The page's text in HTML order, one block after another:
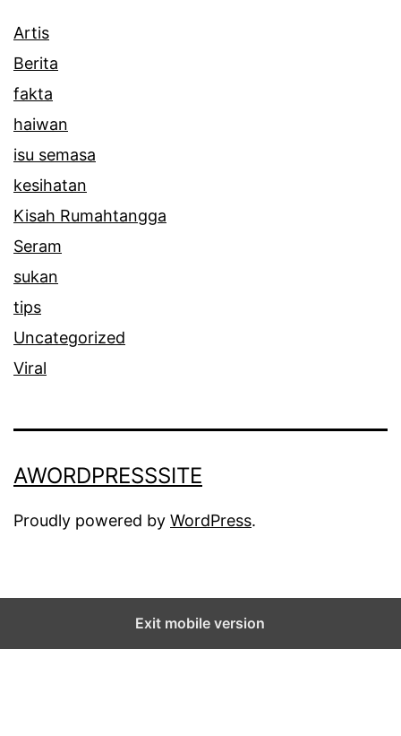
Artis
Berita
fakta
haiwan
isu semasa
kesihatan
Kisah Rumahtangga
Seram
sukan
tips
Uncategorized
Viral
AWORDPRESSSITE
Proudly powered by WordPress.
Exit mobile version